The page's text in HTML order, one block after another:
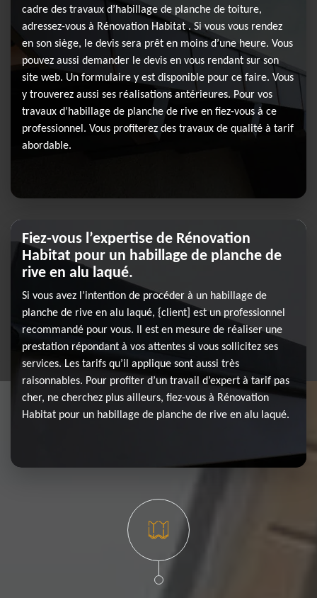
cadre des travaux d’habillage de planche de toiture,
adressez-vous à Rénovation Habitat . Si vous vous rendez
en son siège, le devis sera prêt en moins d’une heure. Vous
pouvez aussi demander le devis en vous rendant sur son
site web. Un formulaire y est disponible pour ce faire. Vous
y trouverez aussi ses réalisations antérieures. Pour vos
travaux d’habillage de planche de rive en fiez-vous à ce
professionnel. Vous profiterez des travaux de qualité à tarif
abordable.
Fiez-vous l’expertise de Rénovation
Habitat pour un habillage de planche de
rive en alu laqué.
Si vous avez l’intention de procéder à un habillage de
planche de rive en alu laqué, {client] est un professionnel
recommandé pour vous. Il est en mesure de réaliser une
prestation répondant à vos attentes si vous sollicitez ses
services. Les tarifs qu’il applique sont aussi très
raisonnables. Pour profiter d’un travail d’expert à tarif pas
cher, ne cherchez plus ailleurs, fiez-vous à Rénovation
Habitat pour un habillage de planche de rive en alu laqué.